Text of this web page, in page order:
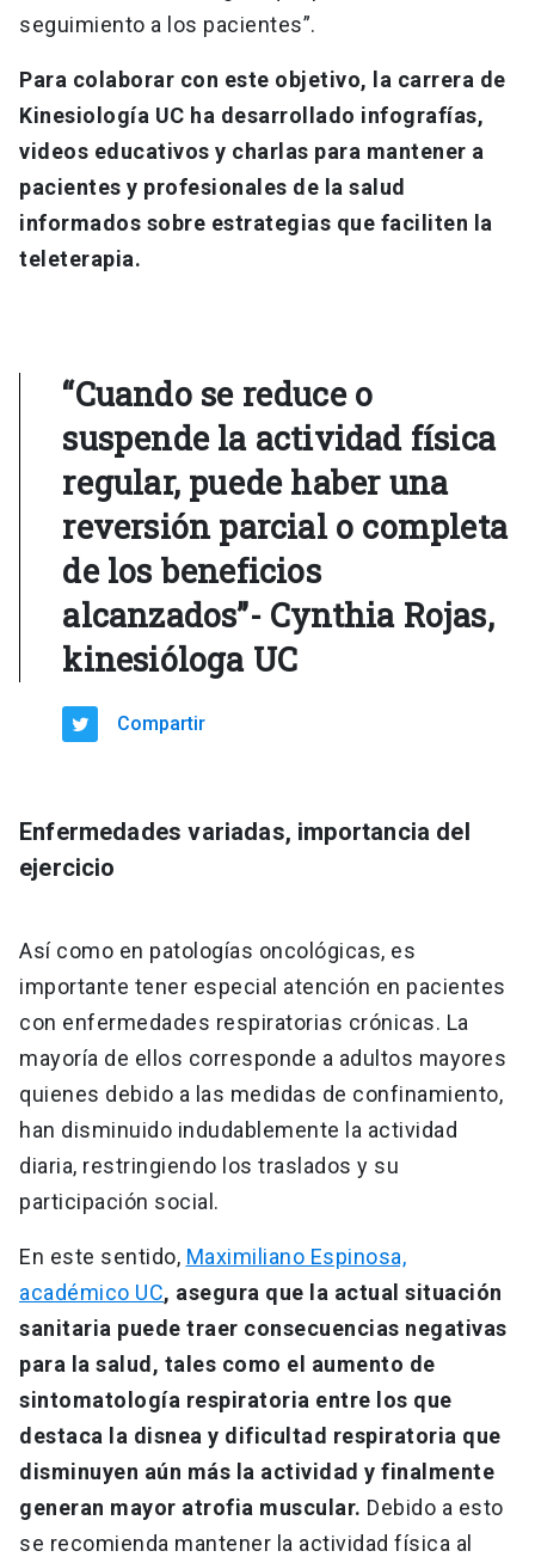
seguimiento a los pacientes”.
Para colaborar con este objetivo, la carrera de
Kinesiología UC ha desarrollado infografías,
videos educativos y charlas para mantener a
pacientes y profesionales de la salud
informados sobre estrategias que faciliten la
teleterapia.
“Cuando se reduce o
suspende la actividad física
regular, puede haber una
reversión parcial o completa
de los beneficios
alcanzados”- Cynthia Rojas,
kinesióloga UC
Compartir
Enfermedades variadas, importancia del
ejercicio
Así como en patologías oncológicas, es
importante tener especial atención en pacientes
con enfermedades respiratorias crónicas. La
mayoría de ellos corresponde a adultos mayores
quienes debido a las medidas de confinamiento,
han disminuido indudablemente la actividad
diaria, restringiendo los traslados y su
participación social.
En este sentido, Maximiliano Espinosa,
académico UC, asegura que la actual situación
sanitaria puede traer consecuencias negativas
para la salud, tales como el aumento de
sintomatología respiratoria entre los que
destaca la disnea y dificultad respiratoria que
disminuyen aún más la actividad y finalmente
generan mayor atrofia muscular. Debido a esto
se recomienda mantener la actividad física al